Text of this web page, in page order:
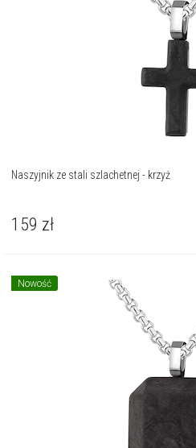
Naszyjnik ze stali szlachetnej - krzyż
159 zł
Nowość